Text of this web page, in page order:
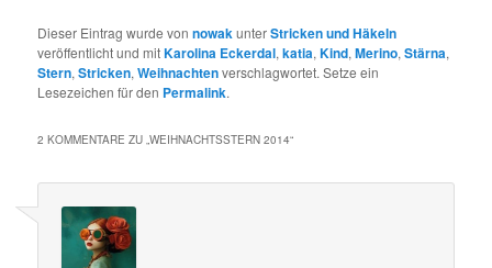
Dieser Eintrag wurde vonnowakunterStricken und Häkeln
veröffentlicht und mitKarolina Eckerdal,katia,Kind,Merino,Stärna,
Stern,Stricken,Weihnachtenverschlagwortet. Setze ein
Lesezeichen für den Permalink.
2 KOMMENTARE ZU „WEIHNACHTSSTERN 2014“